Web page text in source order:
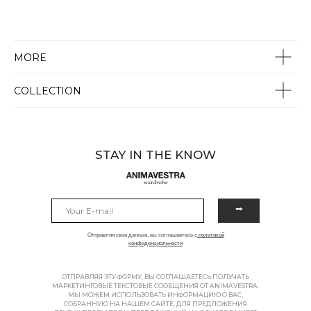
MORE
COLLECTION
⭢
Отправляя свои данные, вы соглашаетесь сполитикой
конфиденциальности
STAY IN THE KNOW
ОТПРАВЛЯЯ ЭТУ ФОРМУ, ВЫ СОГЛАШАЕТЕСЬ ПОЛУЧАТЬ
МАРКЕТИНГОВЫЕ ТЕКСТОВЫЕ СООБЩЕНИЯ ОТ ANIMAVESTRA.
МЫ МОЖЕМ ИСПОЛЬЗОВАТЬ ИНФОРМАЦИЮ О ВАС,
СОБРАННУЮ НА НАШЕМ САЙТЕ, ДЛЯ ПРЕДЛОЖЕНИЯ